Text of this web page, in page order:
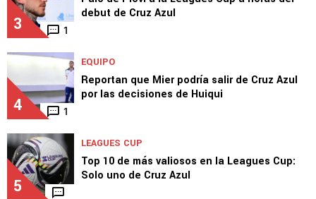
3 1
debut de Cruz Azul
4 1
EQUIPO
Reportan que Mier podría salir de Cruz Azul
por las decisiones de Huiqui
5
LEAGUES CUP
Top 10 de más valiosos en la Leagues Cup:
Solo uno de Cruz Azul